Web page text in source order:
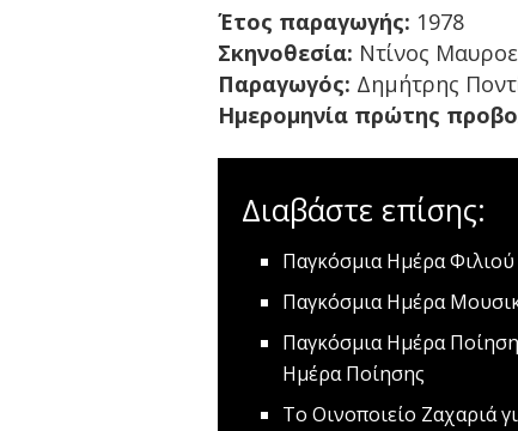
Έτος παραγωγής: 1978
Σκηνοθεσία: Ντίνος
Παραγωγός: Δημήτρης
Ημερομηνία πρώτης
Διαβάστε επίσης:
Παγκόσμια Ημέρα Φιλιού
Παγκόσμια Ημέρα
Παγκόσμια Ημέρα
Ημέρα Ποίησης
Το Οινοποιείο Ζαχαριά